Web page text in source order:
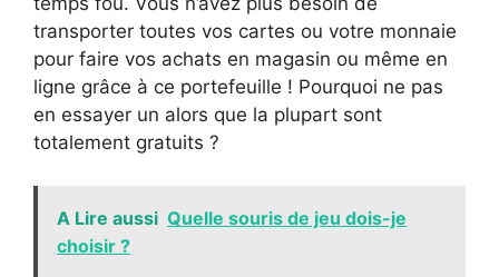
transporter toutes vos cartes ou votre monnaie
pour faire vos achats en magasin ou même en
ligne grâce à ce portefeuille ! Pourquoi ne pas
en essayer un alors que la plupart sont
totalement gratuits ?
A Lire aussi Quelle souris de jeu dois-je
choisir ?